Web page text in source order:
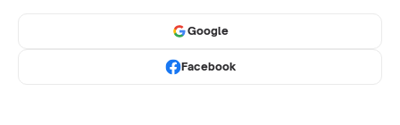
Google
Facebook